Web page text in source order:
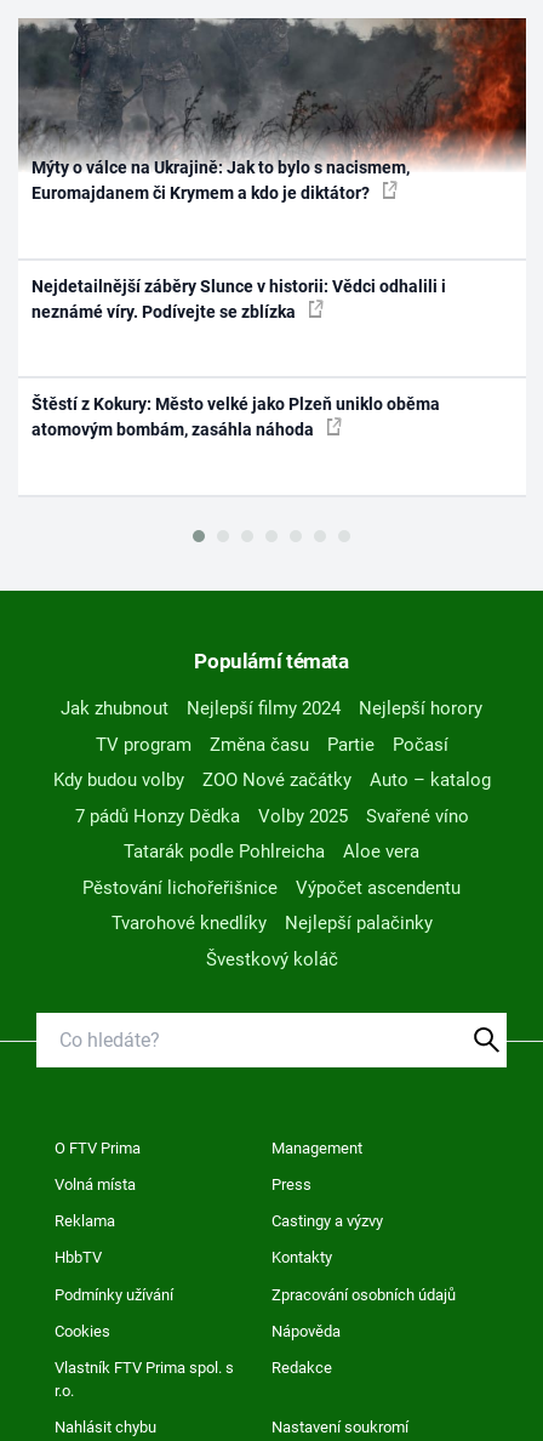
Mýty o válce na Ukrajině: Jak to bylo s nacismem,
Euromajdanem či Krymem a kdo je diktátor?
Nejdetailnější záběry Slunce v historii: Vědci odhalili i
neznámé víry. Podívejte se zblízka
Štěstí z Kokury: Město velké jako Plzeň uniklo oběma
atomovým bombám, zasáhla náhoda
Populární témata
Jak zhubnout Nejlepší filmy 2024
Nejlepší horory
TV program
Změna času Partie
Počasí
Kdy budou volby
ZOO Nové začátky
Auto – katalog
7 pádů Honzy Dědka
Volby 2025
Svařené víno
Tatarák podle Pohlreicha
Aloe vera
Pěstování lichořeřišnice
Výpočet ascendentu
Tvarohové knedlíky
Nejlepší palačinky
Švestkový koláč
O FTV Prima Management
Volná místa Press
Reklama Castingy a výzvy
HbbTV Kontakty
Podmínky užívání Zpracování osobních údajů
Cookies Nápověda
Vlastník FTV Prima spol. s
r.o.
Redakce
Nahlásit chybu Nastavení soukromí